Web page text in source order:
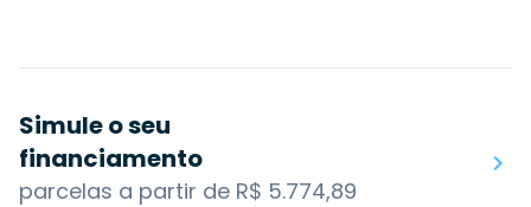
Simule o seu
financiamento
parcelas a partir de R$ 5.774,89